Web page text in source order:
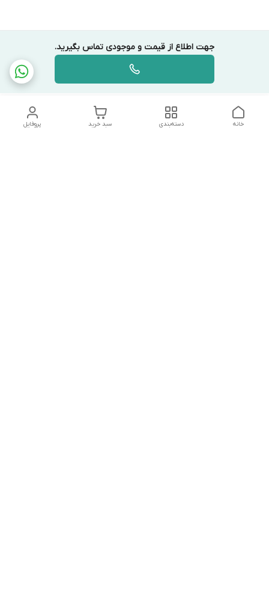
جهت اطلاع از قیمت و موجودی تماس بگیرید.
پروفایل سبد خرید دسته‌بندی خانه